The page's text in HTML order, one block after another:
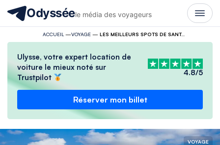
Odysséele média des voyageurs
ACCUEIL —VOYAGE— LES MEILLEURS SPOTS DE SANTA BARBARA RECOMMANDÉS PAR MORGANE VENN
Ulysse, votre expert location de
voiture le mieux noté sur
Trustpilot
4.8/5
Réserver mon billet
VOYAGE